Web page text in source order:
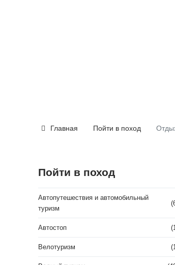
Главная Пойти в поход
Пойти в поход
Автопутешествия и автомобильный
туризм
Автостоп
Велотуризм